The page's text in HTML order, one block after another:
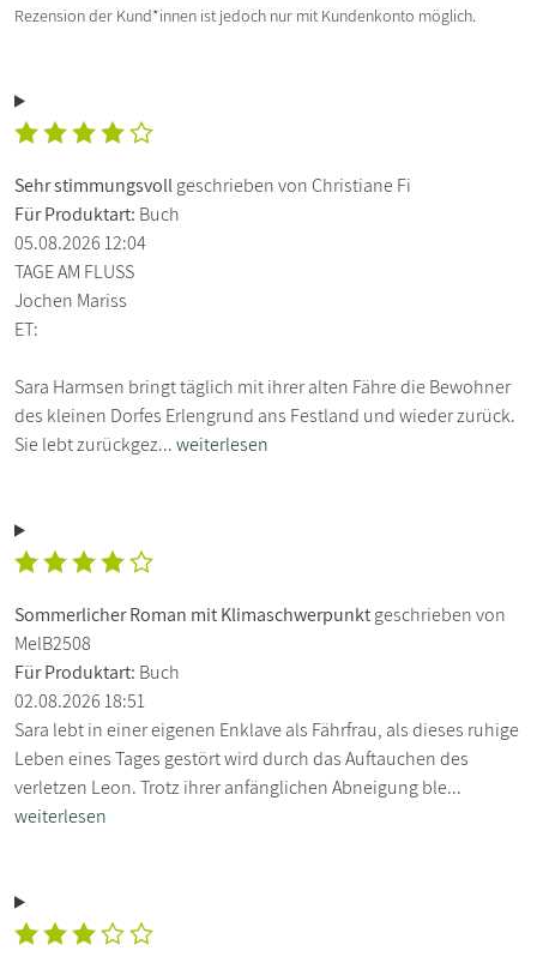
Rezension der Kund*innen ist jedoch nur mit Kundenkonto möglich.
Sehr stimmungsvollgeschrieben von Christiane Fi
Für Produktart: Buch
05.08.2026 12:04
TAGE AM FLUSS
Jochen Mariss
ET:
Sara Harmsen bringt täglich mit ihrer alten Fähre die Bewohner
des kleinen Dorfes Erlengrund ans Festland und wieder zurück.
Sie lebt zurückgez...weiterlesen
Sommerlicher Roman mit Klimaschwerpunktgeschrieben von
MelB2508
Für Produktart: Buch
02.08.2026 18:51
Sara lebt in einer eigenen Enklave als Fährfrau, als dieses ruhige
Leben eines Tages gestört wird durch das Auftauchen des
verletzen Leon. Trotz ihrer anfänglichen Abneigung ble...
weiterlesen